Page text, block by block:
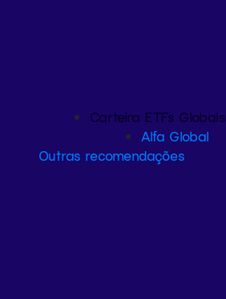
Carteira ETFs Globais
Alfa Global
Outras recomendações